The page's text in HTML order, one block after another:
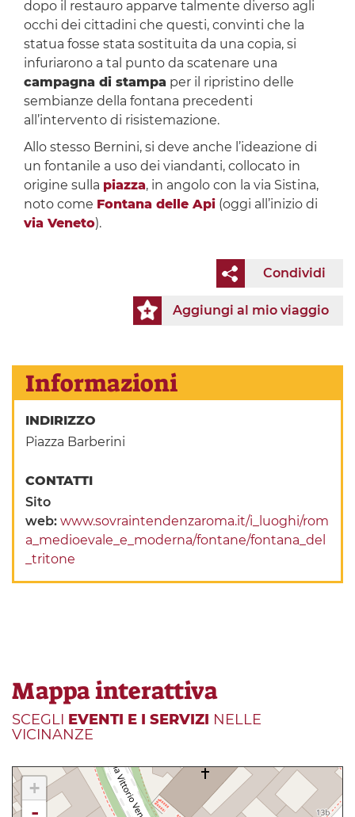
dopo il restauro apparve talmente diverso agli
occhi dei cittadini che questi, convinti che la
statua fosse stata sostituita da una copia, si
infuriarono a tal punto da scatenare una
campagna di stampa per il ripristino delle
sembianze della fontana precedenti
all’intervento di risistemazione.
Allo stesso Bernini, si deve anche l’ideazione di
un fontanile a uso dei viandanti, collocato in
origine sulla piazza, in angolo con la via Sistina,
noto come Fontana delle Api(oggi all’inizio di
via Veneto).
Condividi
Aggiungi al mio viaggio
Informazioni
INDIRIZZO
Piazza Barberini
CONTATTI
Sito
web:www.sovraintendenzaroma.it/i_luoghi/rom
a_medioevale_e_moderna/fontane/fontana_del
_tritone
Mappa interattiva
SCEGLI EVENTI E I SERVIZI NELLE
VICINANZE
+
-